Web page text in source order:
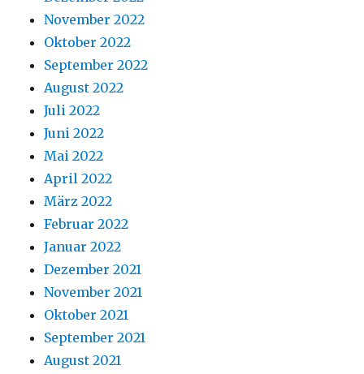
November 2022
Oktober 2022
September 2022
August 2022
Juli 2022
Juni 2022
Mai 2022
April 2022
März 2022
Februar 2022
Januar 2022
Dezember 2021
November 2021
Oktober 2021
September 2021
August 2021